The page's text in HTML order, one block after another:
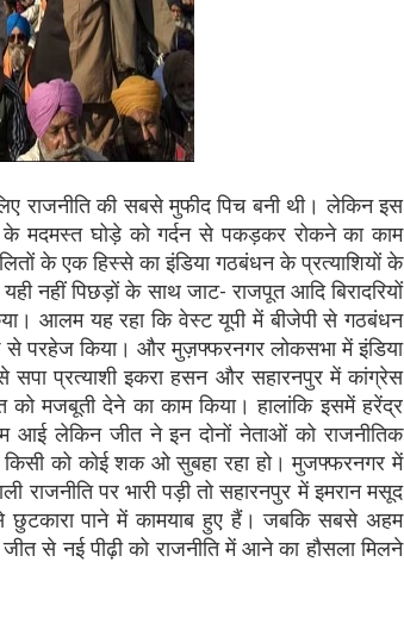
राजनीति की सबसे मुफीद पिच बनी थी। लेकिन इस
मदमस्त घोड़े को गर्दन से पकड़कर रोकने का काम
के एक हिस्से का इंडिया गठबंधन के प्रत्याशियों के
नहीं पिछड़ों के साथ जाट- राजपूत आदि बिरादरियों
आलम यह रहा कि वेस्ट यूपी में बीजेपी से गठबंधन
परहेज किया। और मुज़फ्फरनगर लोकसभा में इंडिया
सपा प्रत्याशी इकरा हसन और सहारनपुर में कांग्रेस
को मजबूती देने का काम किया। हालांकि इसमें हरेंद्र
लेकिन जीत ने इन दोनों नेताओं को राजनीतिक
किसी को कोई शक ओ सुबहा रहा हो। मुजफ्फरनगर में
राजनीति पर भारी पड़ी तो सहारनपुर में इमरान मसूद
छुटकारा पाने में कामयाब हुए हैं। जबकि सबसे अहम
से नई पीढ़ी को राजनीति में आने का हौसला मिलने